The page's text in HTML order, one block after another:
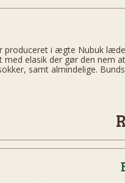
produceret i ægte Nubuk
med elasik der gør den nem
samt almindelige.